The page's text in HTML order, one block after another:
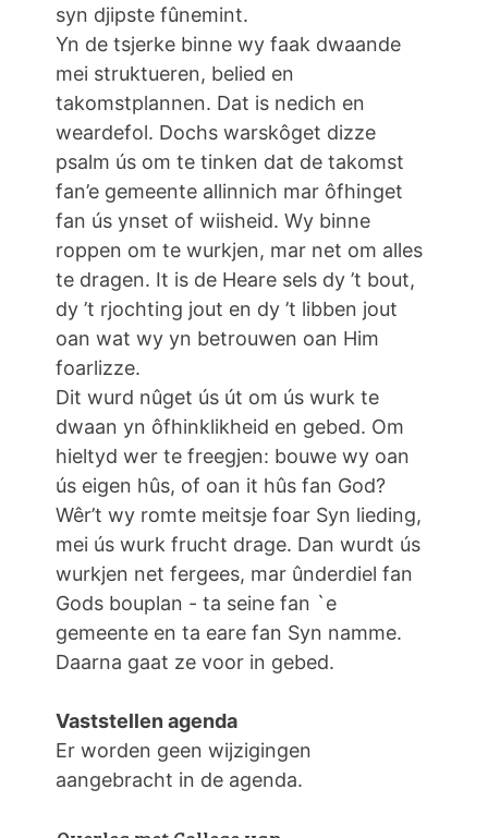
syn djipste fûnemint.
Yn de tsjerke binne wy faak dwaande
mei struktueren, belied en
takomstplannen. Dat is nedich en
weardefol. Dochs warskôget dizze
psalm ús om te tinken dat de takomst
fan’e gemeente allinnich mar ôfhinget
fan ús ynset of wiisheid. Wy binne
roppen om te wurkjen, mar net om alles
te dragen. It is de Heare sels dy ’t bout,
dy ’t rjochting jout en dy ’t libben jout
oan wat wy yn betrouwen oan Him
foarlizze.
Dit wurd nûget ús út om ús wurk te
dwaan yn ôfhinklikheid en gebed. Om
hieltyd wer te freegjen: bouwe wy oan
ús eigen hûs, of oan it hûs fan God?
Wêr’t wy romte meitsje foar Syn lieding,
mei ús wurk frucht drage. Dan wurdt ús
wurkjen net fergees, mar ûnderdiel fan
Gods bouplan - ta seine fan `e
gemeente en ta eare fan Syn namme.
Daarna gaat ze voor in gebed.
Vaststellen agenda
Er worden geen wijzigingen
aangebracht in de agenda.